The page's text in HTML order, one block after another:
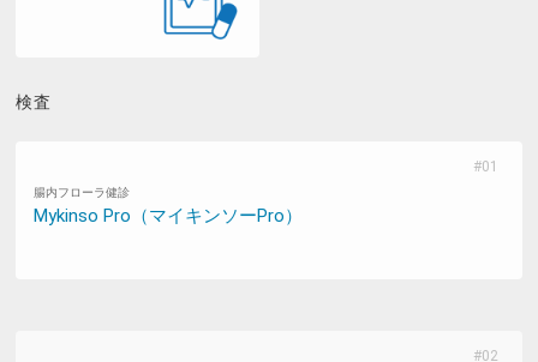
検査
腸内フローラ健診
Mykinso Pro（マイキンソーPro）